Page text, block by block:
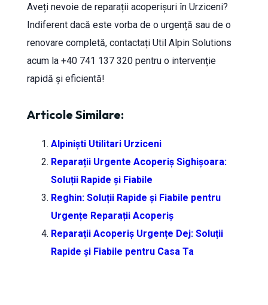
Aveți nevoie de reparații acoperișuri în Urziceni?
Indiferent dacă este vorba de o urgență sau de o
renovare completă, contactați Util Alpin Solutions
acum la +40 741 137 320 pentru o intervenție
rapidă și eficientă!
Articole Similare:
Alpiniști Utilitari Urziceni
Reparații Urgente Acoperiș Sighișoara:
Soluții Rapide și Fiabile
Reghin: Soluții Rapide și Fiabile pentru
Urgențe Reparații Acoperiș
Reparații Acoperiș Urgențe Dej: Soluții
Rapide și Fiabile pentru Casa Ta